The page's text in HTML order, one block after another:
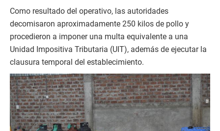
Como resultado del operativo, las autoridades
decomisaron aproximadamente 250 kilos de pollo y
procedieron a imponer una multa equivalente a una
Unidad Impositiva Tributaria (UIT), además de ejecutar la
clausura temporal del establecimiento.